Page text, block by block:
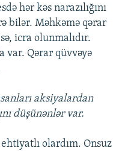
hər kəs narazılığını
bilər. Məhkəmə qərar
icra olunmalıdır.
var. Qərar qüvvəyə
aksiyalardan
düşünənlər var.
olardım. Onsuz